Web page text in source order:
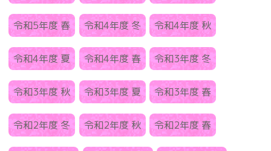
令和5年度 春 令和4年度 冬 令和4年度 秋
令和4年度 夏 令和4年度 春 令和3年度 冬
令和3年度 秋 令和3年度 夏 令和3年度 春
令和2年度 冬 令和2年度 秋 令和2年度 春